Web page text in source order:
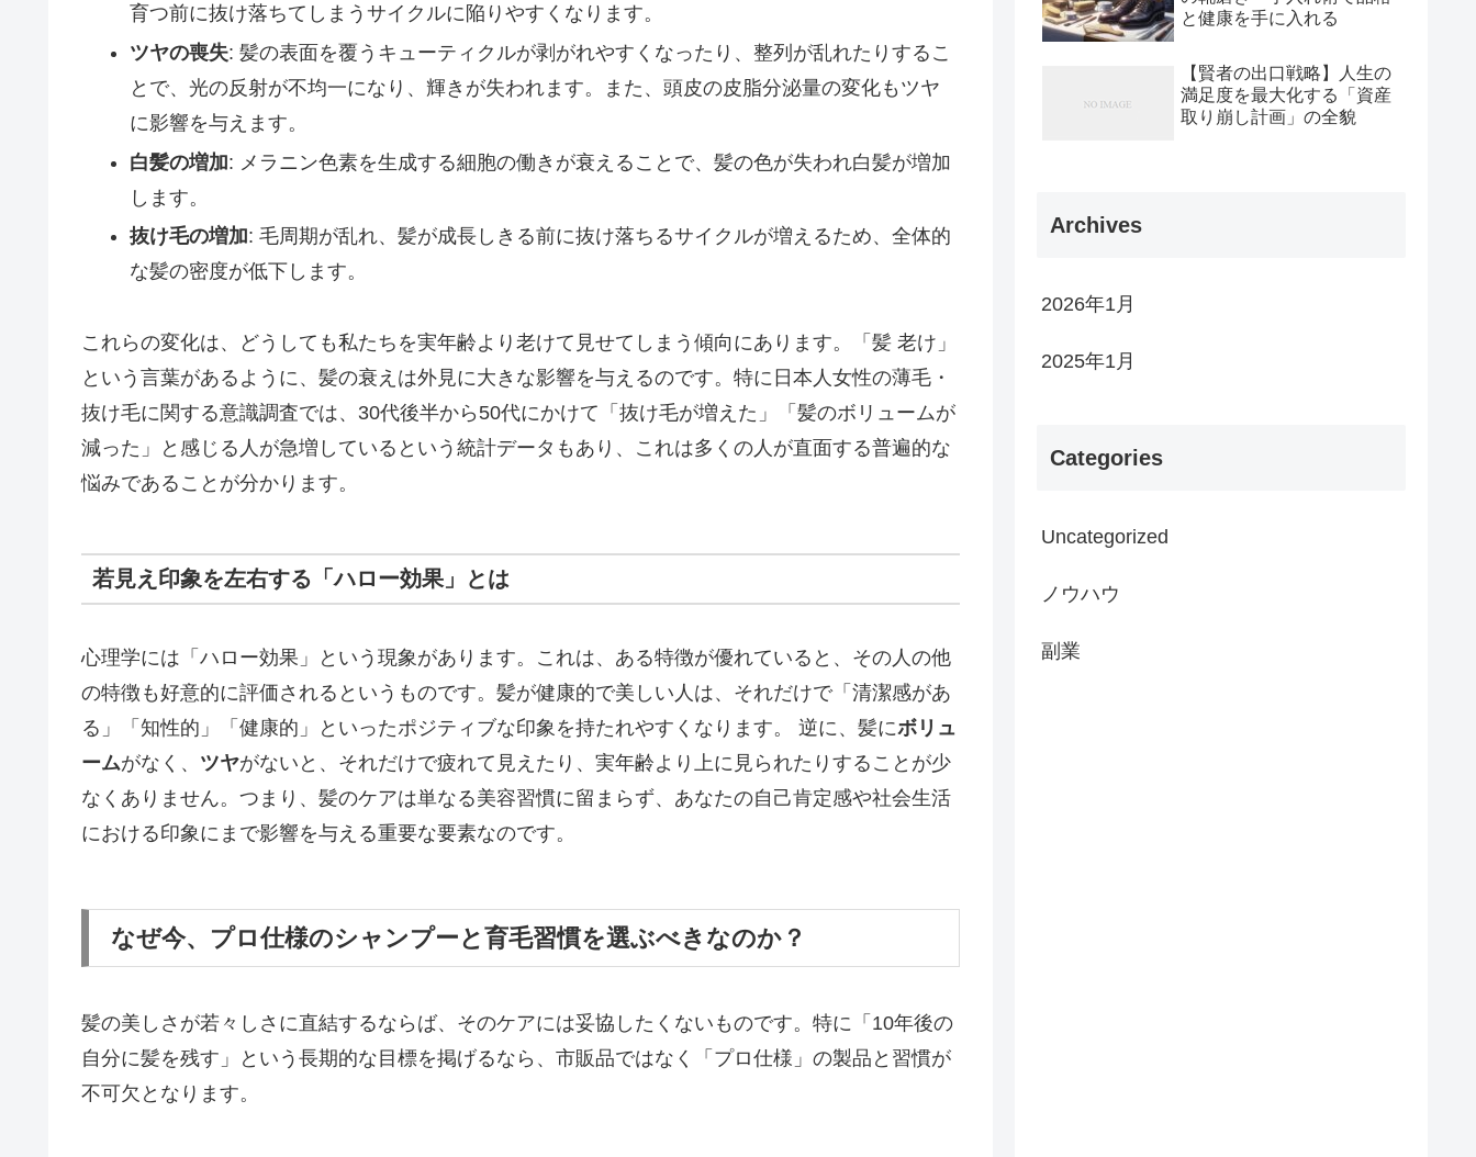
育つ前に抜け落ちてしまうサイクルに陥りやすくなります。
ツヤの喪失: 髪の表面を覆うキューティクルが剥がれやすくなったり、整列が乱れたりするこ
とで、光の反射が不均一になり、輝きが失われます。また、頭皮の皮脂分泌量の変化もツヤ
に影響を与えます。
白髪の増加: メラニン色素を生成する細胞の働きが衰えることで、髪の色が失われ白髪が増加
します。
抜け毛の増加: 毛周期が乱れ、髪が成長しきる前に抜け落ちるサイクルが増えるため、全体的
な髪の密度が低下します。
これらの変化は、どうしても私たちを実年齢より老けて見せてしまう傾向にあります。「髪 老け」
という言葉があるように、髪の衰えは外見に大きな影響を与えるのです。特に日本人女性の薄毛・
抜け毛に関する意識調査では、30代後半から50代にかけて「抜け毛が増えた」「髪のボリュームが
減った」と感じる人が急増しているという統計データもあり、これは多くの人が直面する普遍的な
悩みであることが分かります。
若見え印象を左右する「ハロー効果」とは
心理学には「ハロー効果」という現象があります。これは、ある特徴が優れていると、その人の他
の特徴も好意的に評価されるというものです。髪が健康的で美しい人は、それだけで「清潔感があ
る」「知性的」「健康的」といったポジティブな印象を持たれやすくなります。 逆に、髪にボリュ
ームがなく、 ツヤがないと、それだけで疲れて見えたり、実年齢より上に見られたりすることが少
なくありません。つまり、髪のケアは単なる美容習慣に留まらず、あなたの自己肯定感や社会生活
における印象にまで影響を与える重要な要素なのです。
なぜ今、プロ仕様のシャンプーと育毛習慣を選ぶべきなのか？
髪の美しさが若々しさに直結するならば、そのケアには妥協したくないものです。特に「10年後の
自分に髪を残す」という長期的な目標を掲げるなら、市販品ではなく「プロ仕様」の製品と習慣が
不可欠となります。
と健康を手に入れる
【賢者の出口戦略】人生の
満足度を最大化する「資産
取り崩し計画」の全貌
Archives
2026年1月
2025年1月
Categories
Uncategorized
ノウハウ
副業